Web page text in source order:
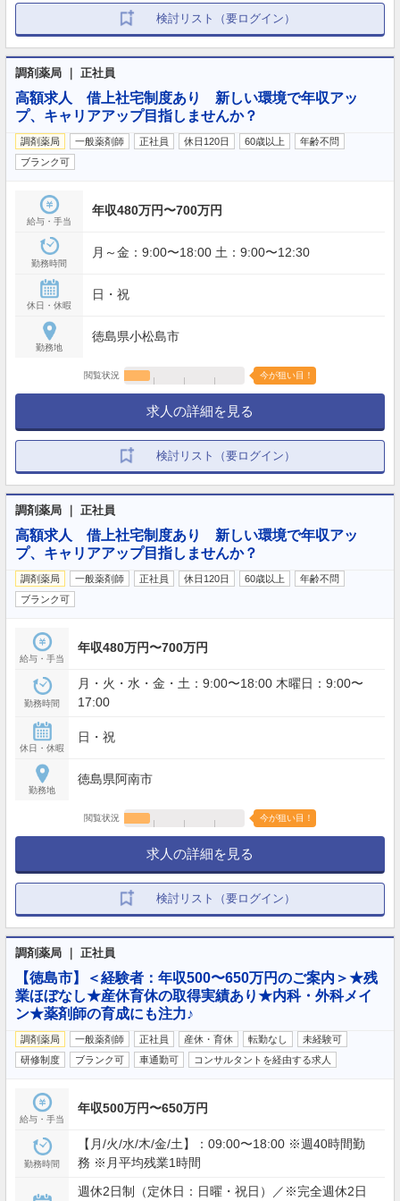
検討リスト（要ログイン）
調剤薬局 ｜ 正社員
高額求人 借上社宅制度あり 新しい環境で年収アッ
プ、キャリアアップ目指しませんか？
調剤薬局 一般薬剤師 正社員 休日120日 60歳以上
年齢不問
ブランク可
給与・手当
年収480万円〜700万円
勤務時間
月～金：9:00〜18:00 土：9:00〜12:30
休日・休暇
日・祝
勤務地
徳島県小松島市
閲覧状況 今が狙い目！
求人の詳細を見る
検討リスト（要ログイン）
調剤薬局 ｜ 正社員
高額求人 借上社宅制度あり 新しい環境で年収アッ
プ、キャリアアップ目指しませんか？
調剤薬局 一般薬剤師 正社員 休日120日 60歳以上
年齢不問
ブランク可
給与・手当
年収480万円〜700万円
勤務時間
月・火・水・金・土：9:00〜18:00 木曜日：9:00〜
17:00
休日・休暇
日・祝
勤務地
徳島県阿南市
閲覧状況 今が狙い目！
求人の詳細を見る
検討リスト（要ログイン）
調剤薬局 ｜ 正社員
【徳島市】＜経験者：年収500〜650万円のご案内＞★残
業ほぼなし★産休育休の取得実績あり★内科・外科メイ
ン★薬剤師の育成にも注力♪
調剤薬局 一般薬剤師 正社員 産休・育休 転勤なし
未経験可
研修制度
ブランク可 車通勤可 コンサルタントを経由する求人
給与・手当
年収500万円〜650万円
勤務時間
【月/火/水/木/金/土】：09:00〜18:00 ※週40時間勤
務 ※月平均残業1時間
週休2日制（定休日：日曜・祝日）／※完全週休2日